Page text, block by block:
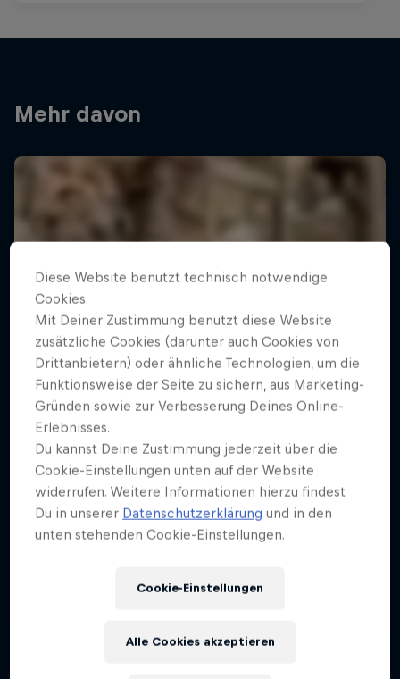
Mehr davon
Diese Website benutzt technisch notwendige
Cookies.
Mit Deiner Zustimmung benutzt diese Website
zusätzliche Cookies (darunter auch Cookies von
Drittanbietern) oder ähnliche Technologien, um die
Funktionsweise der Seite zu sichern, aus Marketing-
Gründen sowie zur Verbesserung Deines Online-
Erlebnisses.
Du kannst Deine Zustimmung jederzeit über die
Cookie-Einstellungen unten auf der Website
widerrufen. Weitere Informationen hierzu findest
Du in unserer Datenschutzerklärung und in den
unten stehenden Cookie-Einstellungen.
Cookie-Einstellungen
Alle Cookies akzeptieren